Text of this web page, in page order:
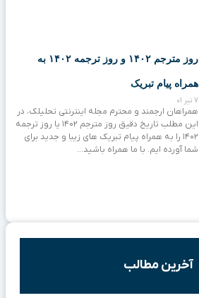
روز مترجم ۱۴۰۲ و روز ترجمه ۱۴۰۲ به
همراه پیام تبریک
7 تیر 01
همراهان ارجمند و محترم مجله اینترنتی تحلیلک، در
این مطلب تاریخ دقیق روز مترجم ۱۴۰۲ یا روز ترجمه
۱۴۰۲ را به همراه پیام تبریک های زیبا و جدید برای
شما آورده ایم. با ما همراه باشید…
آخرین مطالب